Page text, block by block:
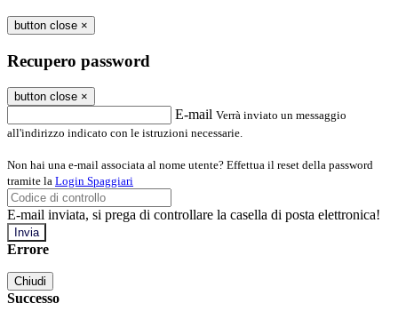
button close ×
Recupero password
button close ×
E-mail Verrà inviato un messaggio
all'indirizzo indicato con le istruzioni necessarie.
Non hai una e-mail associata al nome utente? Effettua il reset della password
tramite la Login Spaggiari
E-mail inviata, si prega di controllare la casella di posta elettronica!
Errore
Chiudi
Successo